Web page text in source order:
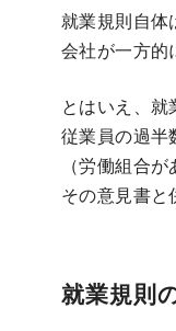
就業規則自体
会社が一方的
とはいえ、
従業員の過半
（労働組合
その意見書と
就業規則